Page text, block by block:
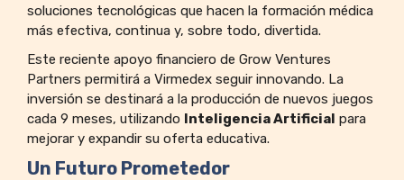
soluciones tecnológicas que hacen la formación médica
más efectiva, continua y, sobre todo, divertida.
Este reciente apoyo financiero de Grow Ventures
Partners permitirá a Virmedex seguir innovando. La
inversión se destinará a la producción de nuevos juegos
cada 9 meses, utilizando Inteligencia Artificial para
mejorar y expandir su oferta educativa.
Un Futuro Prometedor